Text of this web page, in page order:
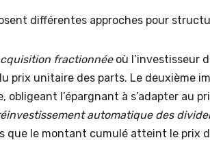
différentes approches pour
fractionnéeoù l’investisseur
prix unitaire des parts. Le deuxième
obligeant l’épargnant à s’adapter au
automatique des
que le montant cumulé atteint le prix